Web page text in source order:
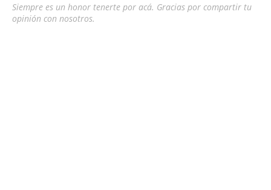
Siempre es un honor tenerte por acá. Gracias por compartir tu
opinión con nosotros.